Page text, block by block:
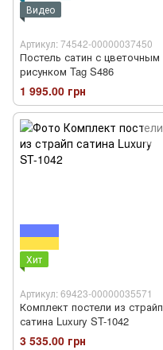
Видео
Артикул: 74542-00000037450
Постель сатин с цветочным
рисунком Tag S486
1 995.00 грн
Хит
Артикул: 69423-00000035571
Комплект постели из страйп
сатина Luxury ST-1042
3 535.00 грн